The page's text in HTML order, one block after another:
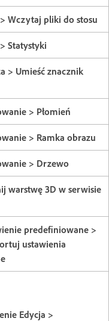
Wczytaj pliki do stosu
Statystyki
> Umieść znacznik
> Płomień
> Ramka obrazu
> Drzewo
warstwę 3D w serwisie
predefiniowane >
ustawienia
Edycja >